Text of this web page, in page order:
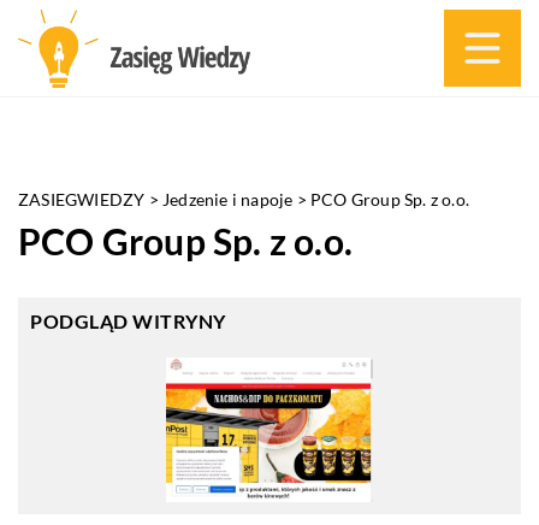
ZASIEGWIEDZY > Jedzenie i napoje > PCO Group Sp. z o.o.
PCO Group Sp. z o.o.
PODGLĄD WITRYNY